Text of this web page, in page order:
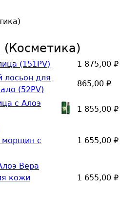
(Косметика)
(151PV)
1 875,00 ₽
лосьон для
(52PV)
865,00 ₽
с Алоэ
1 855,00 ₽
морщин с
1 655,00 ₽
Вера
кожи
1 655,00 ₽